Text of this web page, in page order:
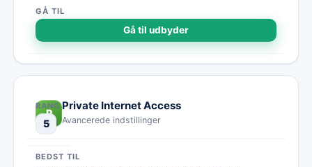
Gå til udbyder
5
P
Private Internet Access
Avancerede indstillinger